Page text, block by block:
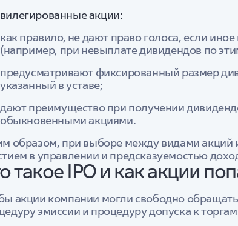
акции:
как правило, не дают право голоса, если
(например, при невыплате дивидендов по
предусматривают фиксированный размер
указанный в уставе;
дают преимущество при получении
обыкновенными акциями.
образом, при выборе между видами акций
в управлении и предсказуемостью
такое IPO и как акции
акции компании могли свободно
эмиссии и процедуру допуска к